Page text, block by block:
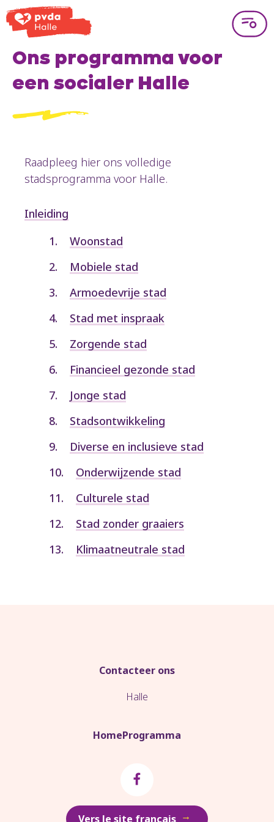
Ons programma voor
een socialer Halle
Raadpleeg hier ons volledige
stadsprogramma voor Halle.
Inleiding
Woonstad
Mobiele stad
Armoedevrije stad
Stad met inspraak
Zorgende stad
Financieel gezonde stad
Jonge stad
Stadsontwikkeling
Diverse en inclusieve stad
Onderwijzende stad
Culturele stad
Stad zonder graaiers
Klimaatneutrale stad
Contacteer ons
Halle
HomeProgramma
Vers le site français →